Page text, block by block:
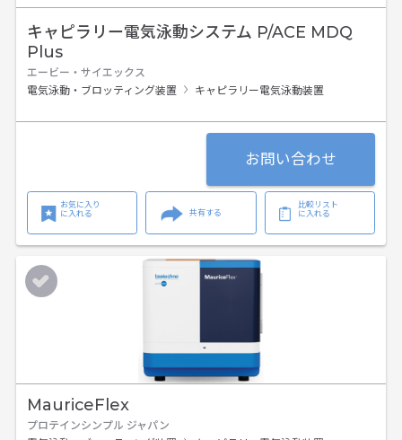
キャピラリー電気泳動システム P/ACE MDQ
Plus
エービー・サイエックス
電気泳動・ブロッティング装置
キャピラリー電気泳動装置
お問い合わせ
お気に入り
に入れる
共有する
比較リスト
に入れる
MauriceFlex
プロテインシンプル ジャパン